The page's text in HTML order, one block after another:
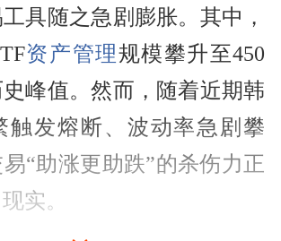
具随之急剧膨胀。其中，
资产管理规模攀升至450
峰值。然而，随着近期韩
触发熔断、波动率急剧攀
“助涨更助跌”的杀伤力正
实。